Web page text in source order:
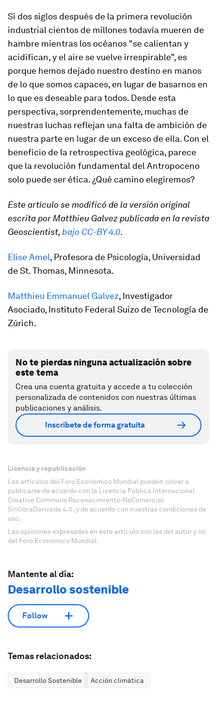
Si dos siglos después de la primera revolución
industrial cientos de millones todavía mueren de
hambre mientras los océanos "se calientan y
acidifican, y el aire se vuelve irrespirable", es
porque hemos dejado nuestro destino en manos
de lo que somos capaces, en lugar de basarnos en
lo que es deseable para todos. Desde esta
perspectiva, sorprendentemente, muchas de
nuestras luchas reflejan una falta de ambición de
nuestra parte en lugar de un exceso de ella. Con el
beneficio de la retrospectiva geológica, parece
que la revolución fundamental del Antropoceno
solo puede ser ética. ¿Qué camino elegiremos?
Este artículo se modificó de la versión original
escrita por Matthieu Galvez publicada en la revista
Geoscientist, bajo CC-BY 4.0.
Elise Amel, Profesora de Psicología, Universidad
de St. Thomas, Minnesota.
Matthieu Emmanuel Galvez, Investigador
Asociado, Instituto Federal Suizo de Tecnología de
Zúrich.
No te pierdas ninguna actualización sobre
este tema
Crea una cuenta gratuita y accede a tu colección
personalizada de contenidos con nuestras últimas
publicaciones y análisis.
Inscríbete de forma gratuita
Licencia y republicación
Los artículos del Foro Económico Mundial pueden volver a
publicarse de acuerdo con la Licencia Pública Internacional
Creative Commons Reconocimiento-NoComercial-
SinObraDerivada 4.0, y de acuerdo con nuestras condiciones de
uso.
Las opiniones expresadas en este artículo son las del autor y no
del Foro Económico Mundial.
Mantente al día:
Desarrollo sostenible
Follow
Temas relacionados:
Desarrollo Sostenible Acción climática